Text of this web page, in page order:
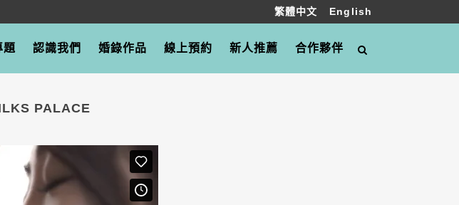
繁體中文 English
題 認識我們 婚錄作品 線上預約 新人推薦 合作夥伴
PALACE